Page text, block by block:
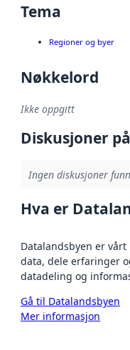
Tema
Regioner og byer
Nøkkelord
Ikke oppgitt
Diskusjoner
Ingen diskusjoner
Hva er
Datalandsbyen er
data, dele erfaringer
datadeling og
Gå til Datalandsbyen
Mer informasjon